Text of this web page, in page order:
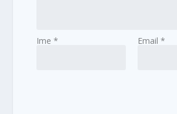
Ime* Email *